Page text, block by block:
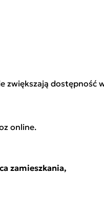
zwiększają dostępność
online.
zamieszkania,